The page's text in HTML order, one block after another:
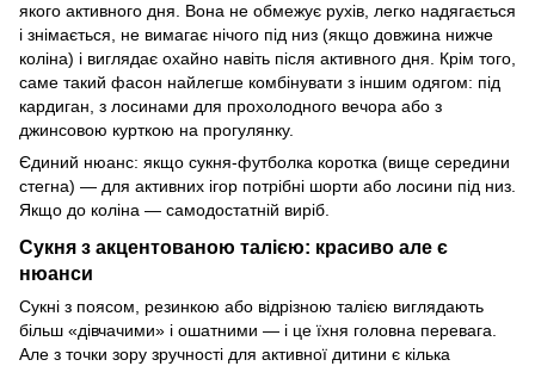
якого активного дня. Вона не обмежує рухів, легко надягається
і знімається, не вимагає нічого під низ (якщо довжина нижче
коліна) і виглядає охайно навіть після активного дня. Крім того,
саме такий фасон найлегше комбінувати з іншим одягом: під
кардиган, з лосинами для прохолодного вечора або з
джинсовою курткою на прогулянку.
Єдиний нюанс: якщо сукня-футболка коротка (вище середини
стегна) — для активних ігор потрібні шорти або лосини під низ.
Якщо до коліна — самодостатній виріб.
Сукня з акцентованою талією: красиво але є
нюанси
Сукні з поясом, резинкою або відрізною талією виглядають
більш «дівчачими» і ошатними — і це їхня головна перевага.
Але з точки зору зручності для активної дитини є кілька